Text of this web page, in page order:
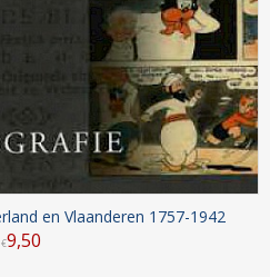
en Vlaanderen 1757-1942
€9,50